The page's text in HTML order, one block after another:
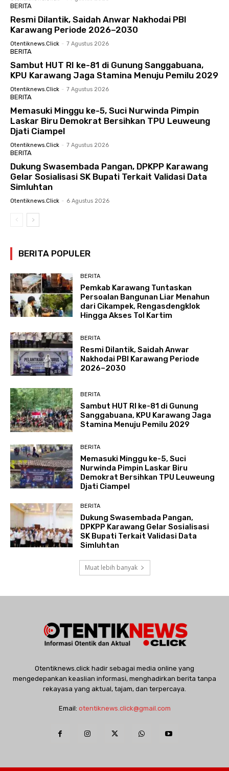
BERITA
Resmi Dilantik, Saidah Anwar Nakhodai PBI
Karawang Periode 2026–2030
Otentiknews.click - 7 Agustus 2026
BERITA
Sambut HUT RI ke-81 di Gunung Sanggabuana,
KPU Karawang Jaga Stamina Menuju Pemilu 2029
Otentiknews.click - 7 Agustus 2026
BERITA
Memasuki Minggu ke-5, Suci Nurwinda Pimpin
Laskar Biru Demokrat Bersihkan TPU Leuweung
Djati Ciampel
Otentiknews.click - 7 Agustus 2026
BERITA
Dukung Swasembada Pangan, DPKPP Karawang
Gelar Sosialisasi SK Bupati Terkait Validasi Data
Simluhtan
Otentiknews.click - 6 Agustus 2026
BERITA POPULER
BERITA
Pemkab Karawang Tuntaskan
Persoalan Bangunan Liar Menahun
dari Cikampek, Rengasdengklok
Hingga Akses Tol Kartim
BERITA
Resmi Dilantik, Saidah Anwar
Nakhodai PBI Karawang Periode
2026–2030
BERITA
Sambut HUT RI ke-81 di Gunung
Sanggabuana, KPU Karawang Jaga
Stamina Menuju Pemilu 2029
BERITA
Memasuki Minggu ke-5, Suci
Nurwinda Pimpin Laskar Biru
Demokrat Bersihkan TPU Leuweung
Djati Ciampel
BERITA
Dukung Swasembada Pangan,
DPKPP Karawang Gelar Sosialisasi
SK Bupati Terkait Validasi Data
Simluhtan
Muat lebih banyak
Otentiknews.click hadir sebagai media online yang
mengedepankan keaslian informasi, menghadirkan berita tanpa
rekayasa yang aktual, tajam, dan terpercaya.
Email: otentiknews.click@gmail.com